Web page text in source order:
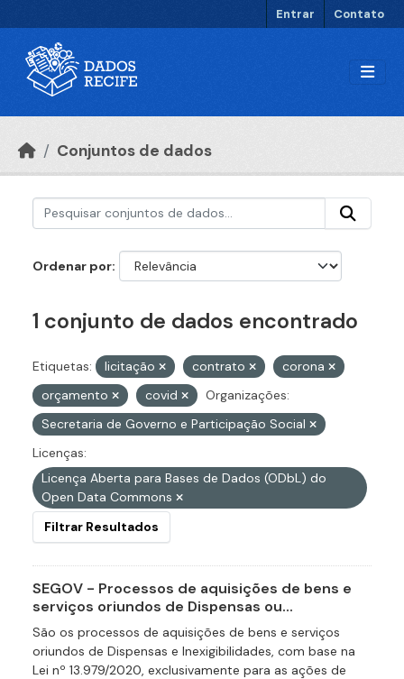
Entrar Contato
Conjuntos de dados
Ordenar por
1 conjunto de dados encontrado
Etiquetas: licitação contrato
corona
orçamento
covid
Organizações:
Secretaria de Governo e Participação Social
Licenças:
Licença Aberta para Bases de Dados (ODbL) do
Open Data Commons
Filtrar Resultados
SEGOV - Processos de aquisições de bens e
serviços oriundos de Dispensas ou...
São os processos de aquisições de bens e serviços
oriundos de Dispensas e Inexigibilidades, com base na
Lei nº 13.979/2020, exclusivamente para as ações de